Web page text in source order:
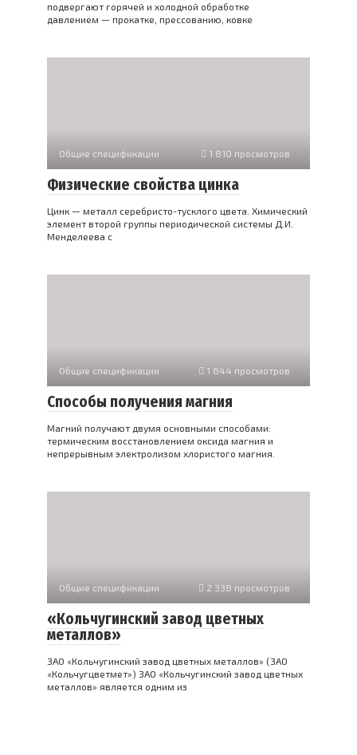
подвергают горячей и холодной обработке
давлением — прокатке, прессованию, ковке
Общие спецификации 1 810 просмотров
Физические свойства цинка
Цинк — металл серебристо-тусклого цвета. Химический
элемент второй группы периодической системы Д.И.
Менделеева с
Общие спецификации 1 844 просмотров
Способы получения магния
Магний получают двумя основными способами:
термическим восстановлением оксида магния и
непрерывным электролизом хлористого магния.
Общие спецификации 2 338 просмотров
«Кольчугинский завод цветных
металлов»
ЗАО «Кольчугинский завод цветных металлов» (ЗАО
«Кольчугцветмет») ЗАО «Кольчугинский завод цветных
металлов» является одним из